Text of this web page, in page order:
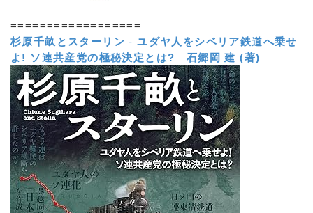
==================
杉原千畝とスターリン -ユダヤ人をシベリア鉄道へ乗せ
よ! ソ連共産党の極秘決定とは?
石郷岡 建 (著)